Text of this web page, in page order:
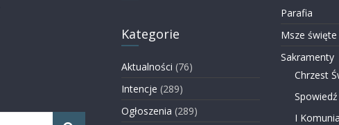
Kategorie
Aktualności (76)
Intencje (289)
Ogłoszenia (289)
Parafia
Msze święte
Sakramenty
Chrzest
I